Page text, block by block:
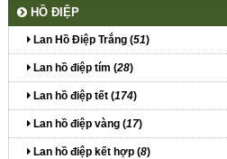
HỒ ĐIỆP
Lan Hồ Điệp Trắng (51)
Lan hồ điệp tím (28)
Lan hồ điệp tết (174)
Lan hồ điệp vàng (17)
Lan hồ điệp kết hợp (8)